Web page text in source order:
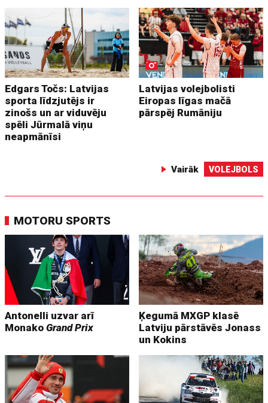
Edgars Točs: Latvijas
sporta līdzjutējs ir
zinošs un ar viduvēju
spēli Jūrmalā viņu
neapmānīsi
Latvijas volejbolisti
Eiropas līgas mačā
pārspēj Rumāniju
Vairāk VOLEJBOLS
MOTORU SPORTS
Antonelli uzvar arī
MonakoGrand Prix
Ķegumā MXGP klasē
Latviju pārstāvēs Jonass
un Kokins